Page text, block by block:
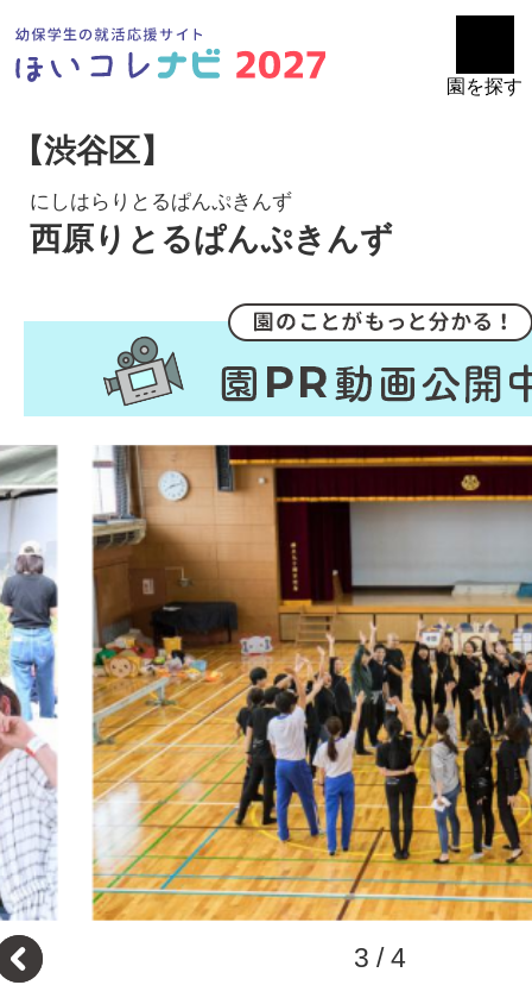
園を探す
【渋谷区】
にしはらりとるぱんぷきんず
西原りとるぱんぷきんず
3 /4